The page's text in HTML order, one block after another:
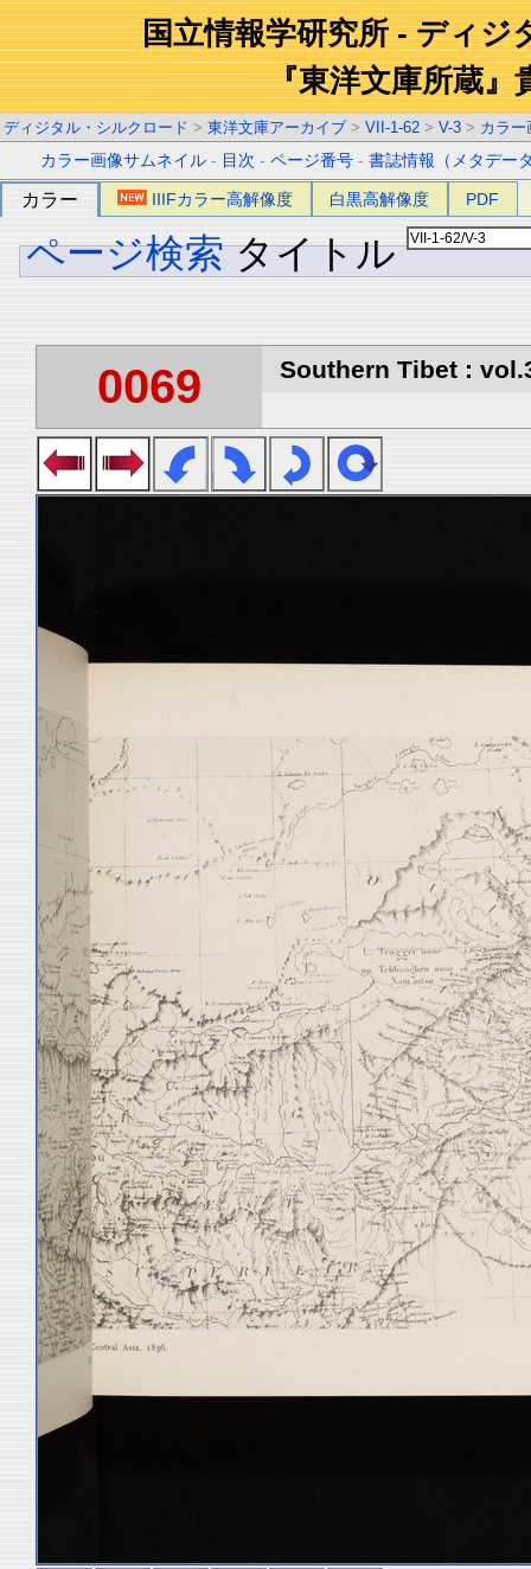
国立情報学研究所 - ディジ
『東洋文庫所蔵』
ディジタル・シルクロード > 東洋文庫アーカイブ > VII-1-62 > V-3 > カラー
カラー画像サムネイル - 目次 -ページ番号 -書誌情報（メタデー
カラー IIIFカラー高解像度 白黒高解像度 PDF
ページ検索 タイトル
0069 Southern Tibet :